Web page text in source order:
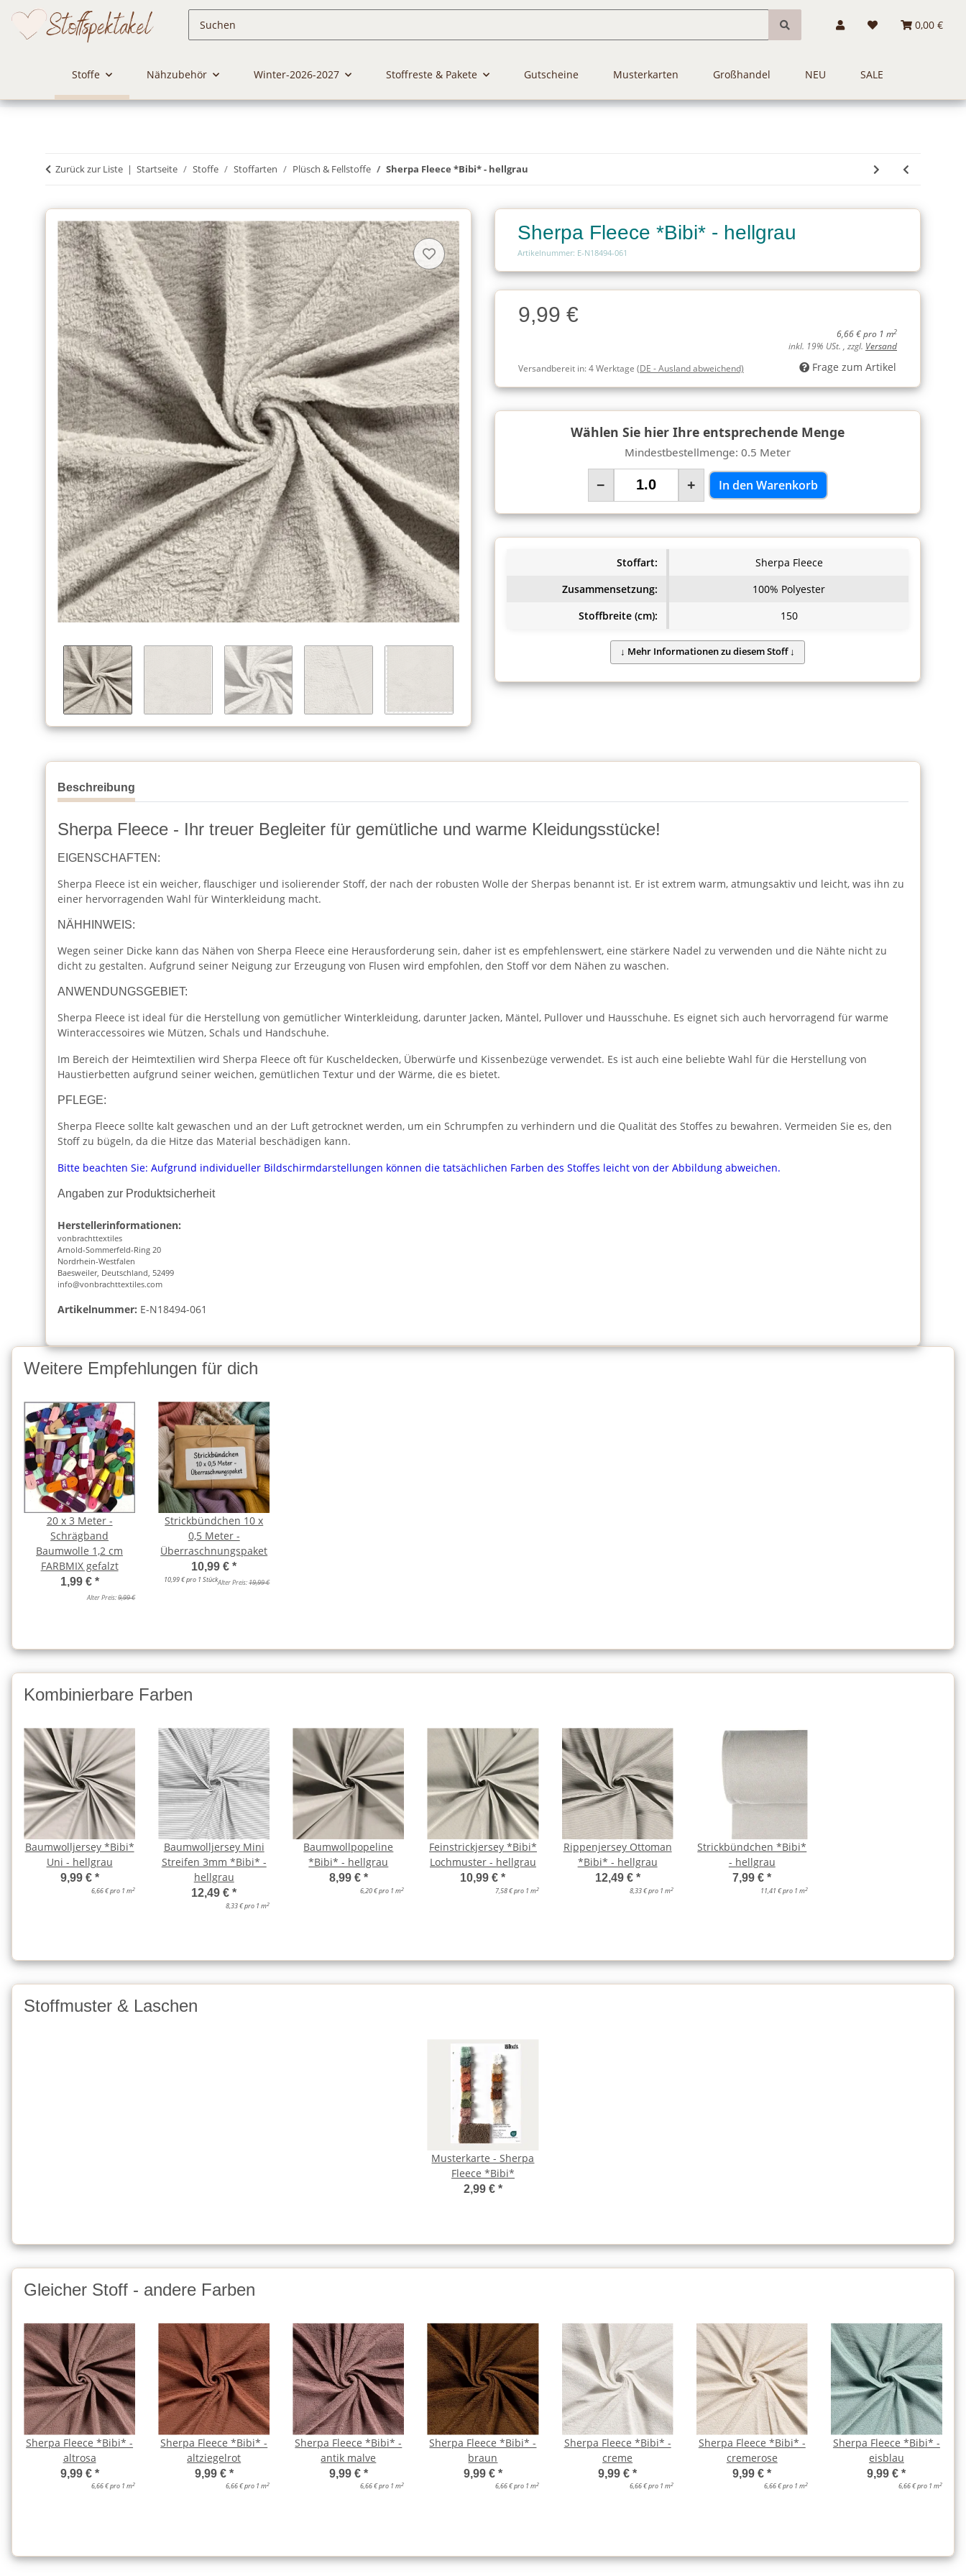
0,00 €
Stoffe Nähzubehör Winter-2026-2027 Stoffreste & Pakete Gutscheine Musterkarten Großhandel NEU SALE
Zurück zur Liste Startseite Stoffe Stoffarten Plüsch & Fellstoffe Sherpa Fleece *Bibi* - hellgrau
Sherpa Fleece *Bibi* - hellgrau
Artikelnummer: E-N18494-061
Charge
Charge9,99 €
6,66 € pro 1 m2
inkl. 19% USt. , zzgl. Versand
Versandbereit in:4 Werktage (DE - Ausland abweichend) Frage zum Artikel
Wählen Sie hier Ihre entsprechende Menge
Mindestbestellmenge: 0.5 Meter
− + In den Warenkorb
Stoffart:
Sherpa Fleece
Zusammensetzung:
100% Polyester
Stoffbreite (cm):
150
Beschreibung
Sherpa Fleece - Ihr treuer Begleiter für gemütliche und warme Kleidungsstücke!
EIGENSCHAFTEN:
Sherpa Fleece ist ein weicher, flauschiger und isolierender Stoff, der nach der robusten Wolle der Sherpas benannt ist. Er ist extrem warm, atmungsaktiv und leicht, was ihn zu
einer hervorragenden Wahl für Winterkleidung macht.
NÄHHINWEIS:
Wegen seiner Dicke kann das Nähen von Sherpa Fleece eine Herausforderung sein, daher ist es empfehlenswert, eine stärkere Nadel zu verwenden und die Nähte nicht zu
dicht zu gestalten. Aufgrund seiner Neigung zur Erzeugung von Flusen wird empfohlen, den Stoff vor dem Nähen zu waschen.
ANWENDUNGSGEBIET:
Sherpa Fleece ist ideal für die Herstellung von gemütlicher Winterkleidung, darunter Jacken, Mäntel, Pullover und Hausschuhe. Es eignet sich auch hervorragend für warme
Winteraccessoires wie Mützen, Schals und Handschuhe.
Im Bereich der Heimtextilien wird Sherpa Fleece oft für Kuscheldecken, Überwürfe und Kissenbezüge verwendet. Es ist auch eine beliebte Wahl für die Herstellung von
Haustierbetten aufgrund seiner weichen, gemütlichen Textur und der Wärme, die es bietet.
PFLEGE:
Sherpa Fleece sollte kalt gewaschen und an der Luft getrocknet werden, um ein Schrumpfen zu verhindern und die Qualität des Stoffes zu bewahren. Vermeiden Sie es, den
Stoff zu bügeln, da die Hitze das Material beschädigen kann.
Bitte beachten Sie: Aufgrund individueller Bildschirmdarstellungen können die tatsächlichen Farben des Stoffes leicht von der Abbildung abweichen.
Angaben zur Produktsicherheit
Herstellerinformationen:
vonbrachttextiles
Arnold-Sommerfeld-Ring 20
Nordrhein-Westfalen
Baesweiler, Deutschland, 52499
info@vonbrachttextiles.com
Artikelnummer: E-N18494-061
Weitere Empfehlungen für dich
20 x 3 Meter -
Schrägband
Baumwolle 1,2 cm
FARBMIX gefalzt
1,99 € *
Alter Preis:9,99 €
Strickbündchen 10 x
0,5 Meter -
Überraschnungspaket
10,99 €*
10,99 € pro 1 StückAlter Preis:19,99 €
Kombinierbare Farben
Baumwolljersey *Bibi*
Uni - hellgrau
9,99 € *
6,66 € pro 1 m2
Baumwolljersey Mini
Streifen 3mm *Bibi* -
hellgrau
12,49 €*
8,33 € pro 1 m2
Baumwollpopeline
*Bibi* - hellgrau
8,99 € *
6,20 € pro 1 m2
Feinstrickjersey *Bibi*
Lochmuster - hellgrau
10,99 €*
7,58 € pro 1 m2
Rippenjersey Ottoman
*Bibi* - hellgrau
12,49 € *
8,33 € pro 1 m2
Strickbündchen *Bibi*
- hellgrau
7,99 €*
11,41 € pro 1 m2
Stoffmuster & Laschen
Musterkarte - Sherpa
Fleece *Bibi*
2,99 € *
Gleicher Stoff - andere Farben
Sherpa Fleece *Bibi* -
altrosa
9,99 € *
6,66 € pro 1 m2
Sherpa Fleece *Bibi* -
altziegelrot
9,99 € *
6,66 € pro 1 m2
Sherpa Fleece *Bibi* -
antik malve
9,99 € *
6,66 € pro 1 m2
Sherpa Fleece *Bibi* -
braun
9,99 € *
6,66 € pro 1 m2
Sherpa Fleece *Bibi* -
creme
9,99 €*
6,66 € pro 1 m2
Sherpa Fleece *Bibi* -
cremerose
9,99 €*
6,66 € pro 1 m2
Sherpa Fleece *Bibi* -
eisblau
9,99 €*
6,66 € pro 1 m2